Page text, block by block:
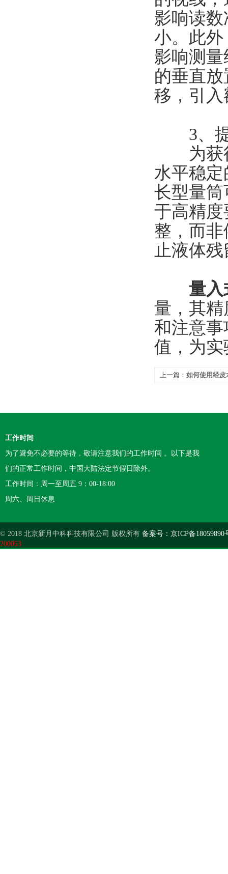
影响读
小。此
影响测
的垂直
移，引
​​3、提
为获得
水平稳
长型量
于高精
整，而
止液体
量入
量，其
和注意
值，为
上一篇： 如何使用经皮
工作时间
为了避免不必要的等待，敬请注意我们的工作时间 。以下是我
们的正常工作时间，中国大陆法定节假日除外。
工作时间：周一至周五 9：00-18:00
周六、周日休息
© 2018 北京新月中科科技有限公司 版权所有 备案号：京ICP备18059890
200053